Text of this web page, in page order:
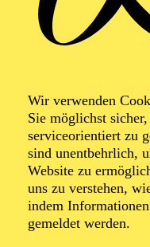
Wir verwenden
Sie möglichst
serviceorientiert zu
sind unentbehrlich,
Website zu
uns zu verstehen,
indem
gemeldet werden.
1